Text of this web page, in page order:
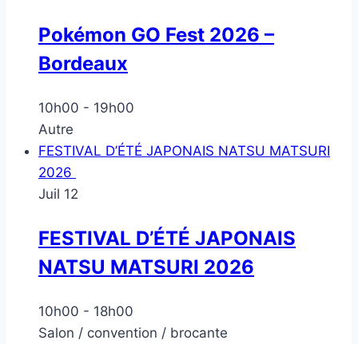
Pokémon GO Fest 2026 –
Bordeaux
10h00 - 19h00
Autre
FESTIVAL D’ÉTÉ JAPONAIS NATSU MATSURI
2026
Juil 12
FESTIVAL D’ÉTÉ JAPONAIS
NATSU MATSURI 2026
10h00 - 18h00
Salon / convention / brocante